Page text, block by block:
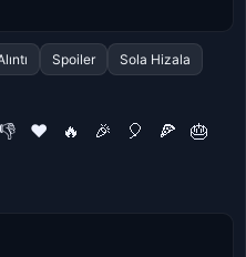
Spoiler
Sola Hizala
👎 ❤️ 🔥 🎉 🎈 🍕
🎂